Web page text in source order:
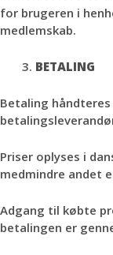
for brugeren i
medlemskab.
BETALING
Betaling
Priser oplyses i
medmindre andet
Adgang til købte
betalingen er